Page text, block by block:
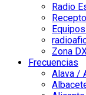
Radio
Zona
Frecuencias
Alava /